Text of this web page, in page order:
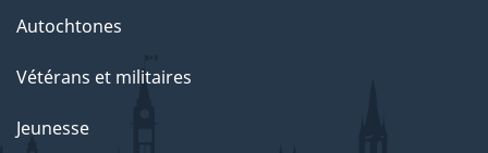
Autochtones
Vétérans et militaires
Jeunesse